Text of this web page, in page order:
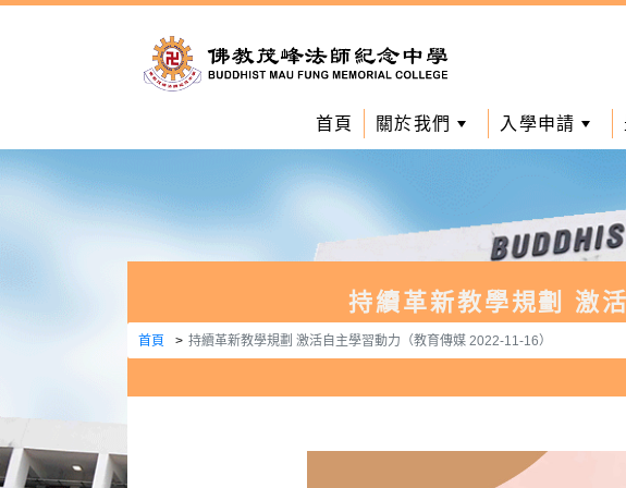
首頁 關於我們 入學申請
持續革新教學規劃 激
首頁 持續革新教學規劃 激活自主學習動力（教育傳媒 2022-11-16）